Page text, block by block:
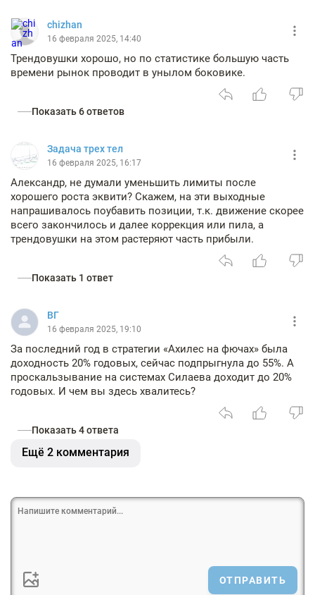
chizhan
16 февраля 2025, 14:40
Трендовушки хорошо, но по статистике большую часть
времени рынок проводит в унылом боковике.
Показать 6 ответов
Задача трех тел
16 февраля 2025, 16:17
Александр, не думали уменьшить лимиты после
хорошего роста эквити? Скажем, на эти выходные
напрашивалось поубавить позиции, т.к. движение скорее
всего закончилось и далее коррекция или пила, а
трендовушки на этом растеряют часть прибыли.
Показать 1 ответ
ВГ
16 февраля 2025, 19:10
За последний год в стратегии «Ахилес на фючах» была
доходность 20% годовых, сейчас подпрыгнула до 55%. А
проскальзывание на системах Силаева доходит до 20%
годовых. И чем вы здесь хвалитесь?
Показать 4 ответа
Ещё 2 комментария
ОТПРАВИТЬ